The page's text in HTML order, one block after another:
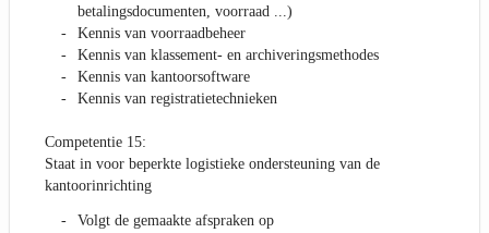
betalingsdocumenten, voorraad ...)
Kennis van voorraadbeheer
Kennis van klassement- en archiveringsmethodes
Kennis van kantoorsoftware
Kennis van registratietechnieken
Competentie 15:
Staat in voor beperkte logistieke ondersteuning van de
kantoorinrichting
Volgt de gemaakte afspraken op